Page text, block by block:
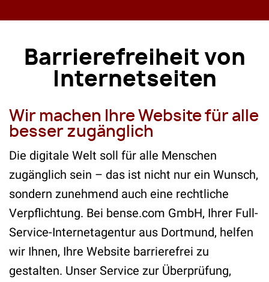
Barrierefreiheit von
Internetseiten
Wir machen Ihre Website für alle
besser zugänglich
Die digitale Welt soll für alle Menschen
zugänglich sein – das ist nicht nur ein Wunsch,
sondern zunehmend auch eine rechtliche
Verpflichtung. Bei bense.com GmbH, Ihrer Full-
Service-Internetagentur aus Dortmund, helfen
wir Ihnen, Ihre Website barrierefrei zu
gestalten. Unser Service zur Überprüfung,